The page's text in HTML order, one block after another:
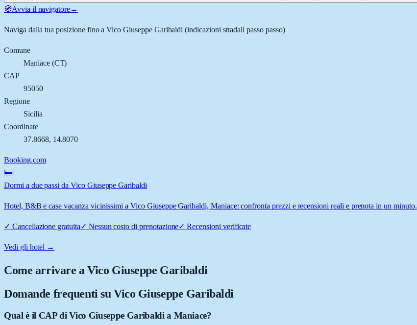
🧭Avvia il navigatore→
Naviga dalla tua posizione fino aVico Giuseppe Garibaldi (indicazioni stradali passo passo)
Comune
Maniace(CT)
CAP
95050
Regione
Sicilia
Coordinate
37.8668, 14.8070
Booking.com
🛏️
Dormi a due passi da Vico Giuseppe Garibaldi
Hotel, B&B e case vacanza vicinissimi a Vico Giuseppe Garibaldi, Maniace: confronta prezzi e recensioni reali e prenota in un minuto.
✓ Cancellazione gratuita✓ Nessun costo di prenotazione✓Recensioni verificate
Vedi gli hotel →
Come arrivare aVico Giuseppe Garibaldi
Domande frequenti su Vico Giuseppe Garibaldi
Qual è il CAP di Vico Giuseppe Garibaldi a Maniace?